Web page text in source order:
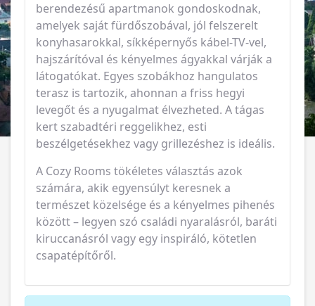
berendezésű apartmanok gondoskodnak,
amelyek saját fürdőszobával, jól felszerelt
konyhasarokkal, síkképernyős kábel-TV-vel,
hajszárítóval és kényelmes ágyakkal várják a
látogatókat. Egyes szobákhoz hangulatos
terasz is tartozik, ahonnan a friss hegyi
levegőt és a nyugalmat élvezheted. A tágas
kert szabadtéri reggelikhez, esti
beszélgetésekhez vagy grillezéshez is ideális.
A Cozy Rooms tökéletes választás azok
számára, akik egyensúlyt keresnek a
természet közelsége és a kényelmes pihenés
között – legyen szó családi nyaralásról, baráti
kiruccanásról vagy egy inspiráló, kötetlen
csapatépítőről.